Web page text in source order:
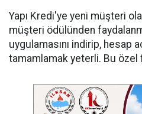
Yapı Kredi'ye yeni müşteri
müşteri ödülünden
uygulamasını indirip, hesap
tamamlamak yeterli. Bu özel